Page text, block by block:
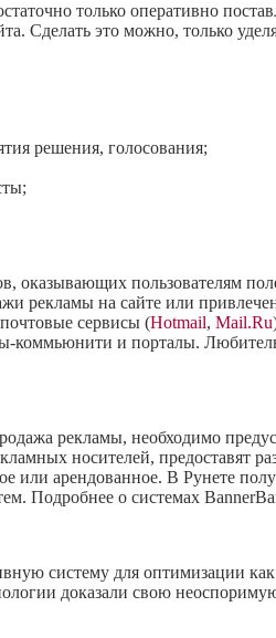
только оперативно
Сделать это можно, только
решения, голосования;
оказывающих пользователям
рекламы на сайте или
сервисы (Hotmail, Mail.Ru
коммьюнити и порталы.
рекламы, необходимо
носителей, предоставят
или арендованное. В Рунете
Подробнее о системах
систему для оптимизации
доказали свою